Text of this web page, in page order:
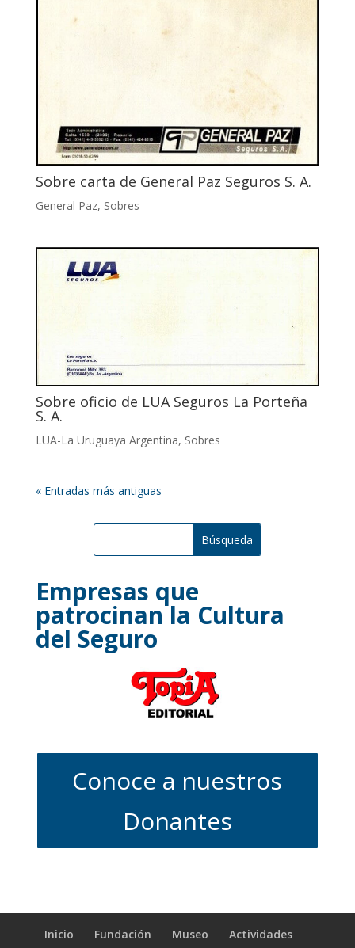
Sobre carta de General Paz Seguros S. A.
General Paz, Sobres
Sobre oficio de LUA Seguros La Porteña
S. A.
LUA-La Uruguaya Argentina, Sobres
« Entradas más antiguas
Empresas que
patrocinan la Cultura
del Seguro
Conoce a nuestros
Donantes
Inicio Fundación Museo
Actividades